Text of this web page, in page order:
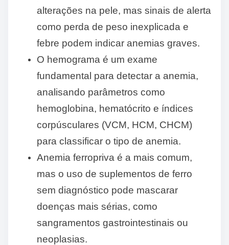
alterações na pele, mas sinais de alerta
como perda de peso inexplicada e
febre podem indicar anemias graves.
O hemograma é um exame
fundamental para detectar a anemia,
analisando parâmetros como
hemoglobina, hematócrito e índices
corpúsculares (VCM, HCM, CHCM)
para classificar o tipo de anemia.
Anemia ferropriva é a mais comum,
mas o uso de suplementos de ferro
sem diagnóstico pode mascarar
doenças mais sérias, como
sangramentos gastrointestinais ou
neoplasias.